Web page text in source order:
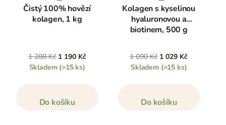
Čistý 100% hovězí
kolagen, 1 kg
1 288 Kč 1 190 Kč
Skladem (>15 ks)
Do košíku
Kolagen s kyselinou
hyaluronovou a
biotinem, 500 g
1 090 Kč 1 029 Kč
Skladem (>15 ks)
Do košíku